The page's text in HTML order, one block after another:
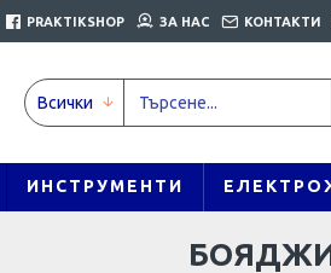
PRAKTIKSHOP ЗА НАС КОНТАКТИ
Всички
ИНСТРУМЕНТИ